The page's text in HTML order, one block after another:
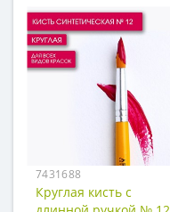
7431688
Круглая кисть с